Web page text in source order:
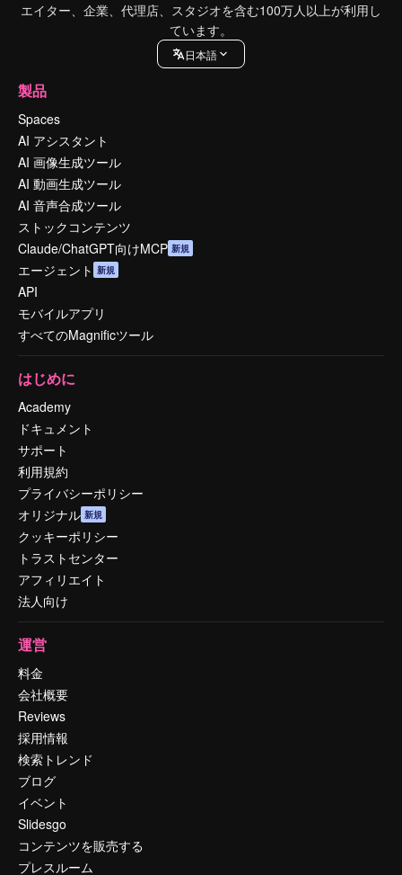
エイター、企業、代理店、スタジオを含む100万人以上が利用し
ています。
日本語
製品
Spaces
AI アシスタント
AI 画像生成ツール
AI 動画生成ツール
AI 音声合成ツール
ストックコンテンツ
Claude/ChatGPT向けMCP 新規
エージェント 新規
API
モバイルアプリ
すべてのMagnificツール
はじめに
Academy
ドキュメント
サポート
利用規約
プライバシーポリシー
オリジナル 新規
クッキーポリシー
トラストセンター
アフィリエイト
法人向け
運営
料金
会社概要
Reviews
採用情報
検索トレンド
ブログ
イベント
Slidesgo
コンテンツを販売する
プレスルーム